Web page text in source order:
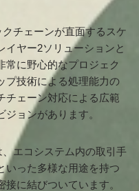
チェーンが直面するスケ
イヤー2ソリューションと
常に野心的なプロジェク
プ技術による処理能力の
チェーン対応による広範
ョンがあります。
エコシステム内の取引手
いった多様な用途を持つ
に結びついています。